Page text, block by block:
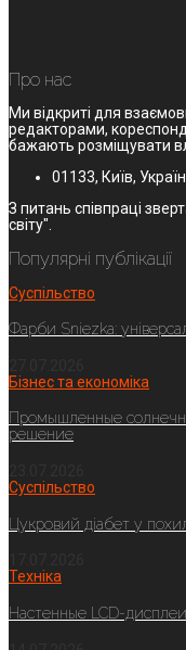
Про нас
Ми відкриті для
редакторами,
бажають розміщувати
01133, Київ,
З питань співпраці
світу".
Популярні публікації
Суспільство
Фарби Sniezka:
Бізнес та економіка
Промышленные
решение
Суспільство
Цукровий діабет у
Техніка
Настенные LCD-